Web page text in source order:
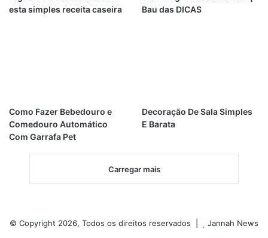
esta simples receita caseira
Bau das DICAS
Como Fazer Bebedouro e
Comedouro Automático
Com Garrafa Pet
Decoração De Sala Simples
E Barata
Carregar mais
© Copyright 2026, Todos os direitos reservados |
Jannah News